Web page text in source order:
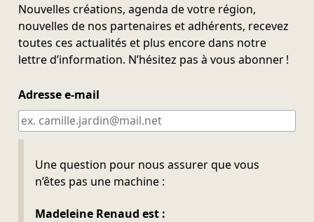
Nouvelles créations, agenda de votre région,
nouvelles de nos partenaires et adhérents, recevez
toutes ces actualités et plus encore dans notre
lettre d’information. N’hésitez pas à vous abonner !
Adresse e-mail
Une question pour nous assurer que vous
n’êtes pas une machine :
Madeleine Renaud est :
Ne pas remplir